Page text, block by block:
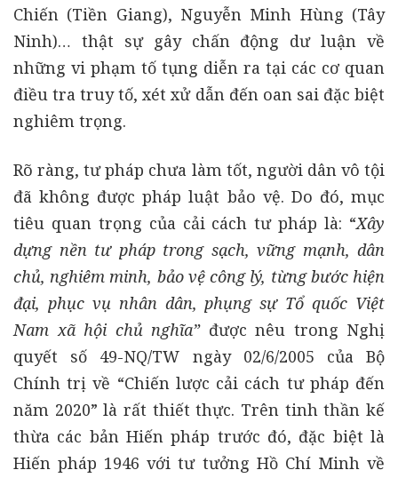
Chiến (Tiền Giang), Nguyễn Minh Hùng (Tây
Ninh)… thật sự gây chấn động dư luận về
những vi phạm tố tụng diễn ra tại các cơ quan
điều tra truy tố, xét xử dẫn đến oan sai đặc biệt
nghiêm trọng.
Rõ ràng, tư pháp chưa làm tốt, người dân vô tội
đã không được pháp luật bảo vệ. Do đó, mục
tiêu quan trọng của cải cách tư pháp là: “Xây
dựng nền tư pháp trong sạch, vững mạnh, dân
chủ, nghiêm minh, bảo vệ công lý, từng bước hiện
đại, phục vụ nhân dân, phụng sự Tổ quốc Việt
Nam xã hội chủ nghĩa”được nêu trong Nghị
quyết số 49-NQ/TW ngày 02/6/2005 của Bộ
Chính trị về “Chiến lược cải cách tư pháp đến
năm 2020” là rất thiết thực. Trên tinh thần kế
thừa các bản Hiến pháp trước đó, đặc biệt là
Hiến pháp 1946 với tư tưởng Hồ Chí Minh về